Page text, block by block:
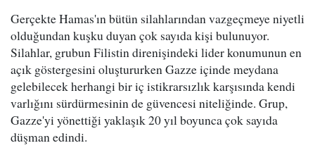
Gerçekte Hamas'ın bütün silahlarından vazgeçmeye niyetli
olduğundan kuşku duyan çok sayıda kişi bulunuyor.
Silahlar, grubun Filistin direnişindeki lider konumunun en
açık göstergesini oluştururken Gazze içinde meydana
gelebilecek herhangi bir iç istikrarsızlık karşısında kendi
varlığını sürdürmesinin de güvencesi niteliğinde. Grup,
Gazze'yi yönettiği yaklaşık 20 yıl boyunca çok sayıda
düşman edindi.